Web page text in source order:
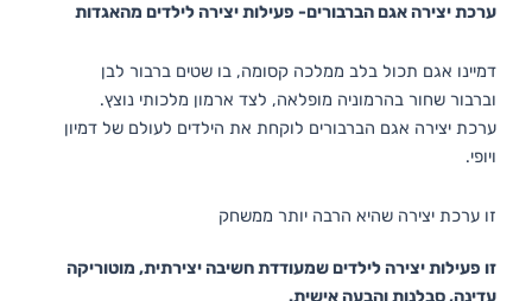
ערכת יצירה אגם הברבורים- פעילות יצירה לילדים מהאגדות
דמיינו אגם תכול בלב ממלכה קסומה, בו שטים ברבור לבן
וברבור שחור בהרמוניה מופלאה, לצד ארמון מלכותי נוצץ.
ערכת יצירה אגם הברבורים לוקחת את הילדים לעולם של דמיון
ויופי.
זו ערכת יצירה שהיא הרבה יותר ממשחק
זו פעילות יצירה לילדים שמעודדת חשיבה יצירתית, מוטוריקה
עדינה, סבלנות והבעה אישית.